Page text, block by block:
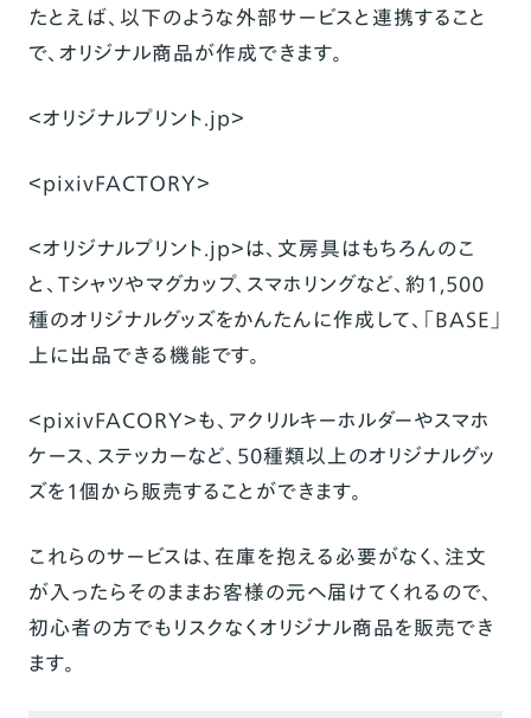
たとえば、以下のような外部サービスと連携すること
で、オリジナル商品が作成できます。
＜オリジナルプリント.jp＞
＜pixivFACTORY＞
＜オリジナルプリント.jp＞は、文房具はもちろんのこ
と、Tシャツやマグカップ、スマホリングなど、約1,500
種のオリジナルグッズをかんたんに作成して、「BASE」
上に出品できる機能です。
＜pixivFACORY＞も、アクリルキーホルダーやスマホ
ケース、ステッカーなど、50種類以上のオリジナルグッ
ズを1個から販売することができます。
これらのサービスは、在庫を抱える必要がなく、注文
が入ったらそのままお客様の元へ届けてくれるので、
初心者の方でもリスクなくオリジナル商品を販売でき
ます。